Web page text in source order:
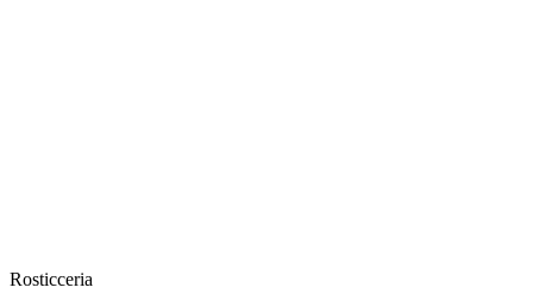
Rosticceria